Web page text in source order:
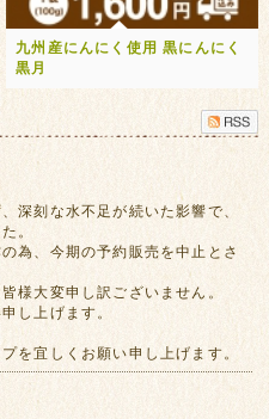
九州産にんにく使用 黒にんにく
黒月
深刻な水不足が続いた影響で、
。
為、今期の予約販売を中止とさ
様大変申し訳ございません。
し上げます。
を宜しくお願い申し上げます。